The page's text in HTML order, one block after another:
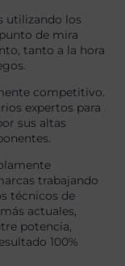
utilizando los
de mira
tanto a la hora
competitivo.
expertos para
sus altas
trabajando
técnicos de
actuales,
potencia,
100%